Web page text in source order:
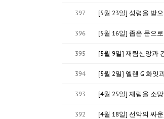
397 [5월 23일] 성령을 받
396 [5월 16일] 좁은 문으
395 [5월 9일] 재림신앙과
394 [5월 2일] 엘렌 G 화잇
393 [4월 25일] 재림을 소
392 [4월 18일] 선악의 싸